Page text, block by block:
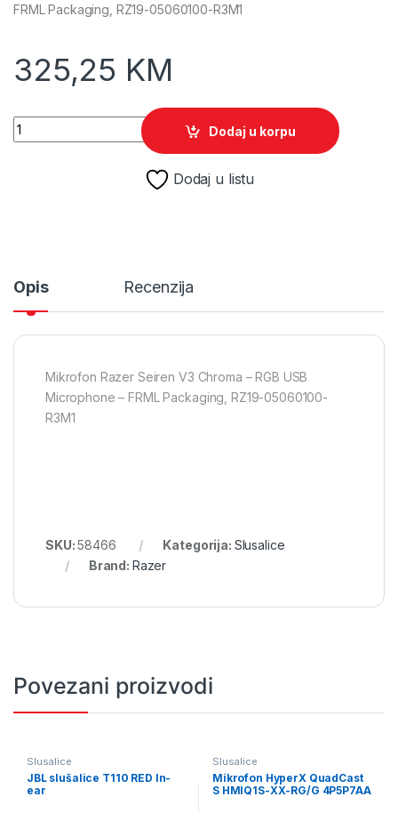
FRML Packaging, RZ19-05060100-R3M1
325,25 KM
Mikrofon Razer Seiren V3 Chroma - RGB USB Microphone -
Dodaj u korpu
Dodaj u listu
Opis Recenzija
Mikrofon Razer Seiren V3 Chroma – RGB USB
Microphone – FRML Packaging, RZ19-05060100-
R3M1
SKU:58466 Kategorija: Slusalice
Brand: Razer
Povezani proizvodi
Slusalice
JBL slušalice T110 RED In-
ear
Slusalice
Mikrofon HyperX QuadCast
S HMIQ1S-XX-RG/G 4P5P7AA